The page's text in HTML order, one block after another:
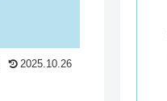
2025.10.26